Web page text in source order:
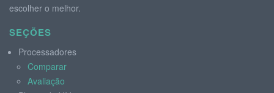
escolher o melhor.
SEÇÕES
Processadores
Comparar
Avaliação